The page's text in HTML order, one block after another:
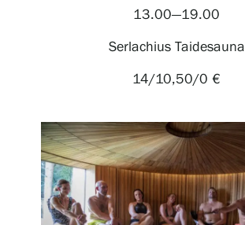
Kokoelmat ja museo
Näyttelyt
Tapahtumat
13.00—19.00
Serlachius Taidesauna
14/10,50/0 €